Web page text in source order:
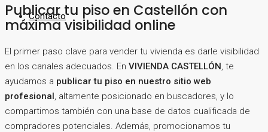
Contacto
Publicar tu piso en Castellón con
máxima visibilidad online
El primer paso clave para vender tu vivienda es darle visibilidad
en los canales adecuados. En VIVIENDA CASTELLÓN, te
ayudamos a publicar tu piso en nuestro sitio web
profesional, altamente posicionado en buscadores, y lo
compartimos también con una base de datos cualificada de
compradores potenciales. Además, promocionamos tu